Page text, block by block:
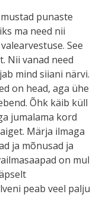
punaste
ma need nii
See
Nii vanad need
mind siiani närvi.
on head, aga ühe
Õhk käib küll
jumalama kord
Märja ilmaga
ja mõnusad ja
on mul
peab veel palju